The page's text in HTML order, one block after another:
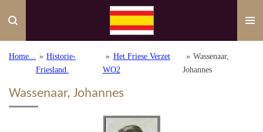
direct
de
hoofdinhoud
Home... » Historie-
Friesland.
» Het Friese Verzet
WO2
» Wassenaar,
Johannes
Wassenaar, Johannes